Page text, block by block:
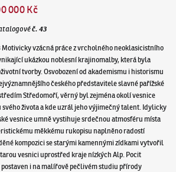
000 Kč
č.43
Motivicky vzácná práce z vrcholného neoklasicistního
ukázkou noblesní krajinomalby, která byla
tvorby. Osvobození od akademismu i historismu
českého představitele slavné pařížské
Středomoří, věrný byl zejména okolí vesnice
života a kde uzrál jeho výjimečný talent. Idylicky
vesnice umně vystihuje srdečnou atmosféru místa
měkkému rukopisu naplněno radostí
kompozici se starými kamennými zídkami vytvořil
vesnici uprostřed kraje nízkých Alp. Pocit
i na malířově pečlivém studiu přírody